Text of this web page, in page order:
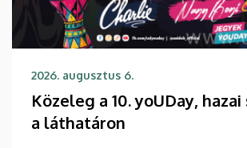
2026. augusztus 6.
Közeleg a 10. yoUDay,
a láthatáron